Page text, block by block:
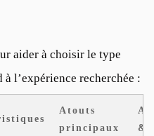
aider à choisir le type
l’expérience recherchée :
Atouts
principaux
&